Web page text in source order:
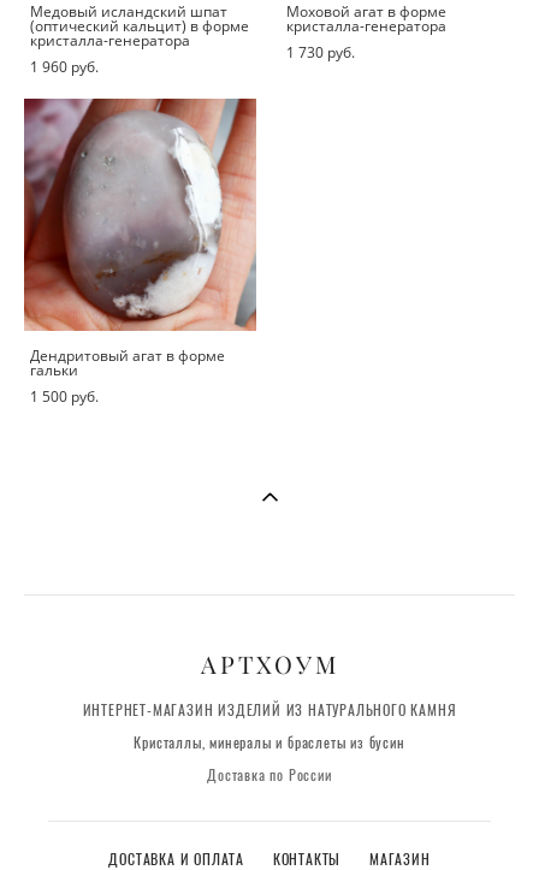
Медовый исландский шпат
(оптический кальцит) в форме
кристалла-генератора
1 960 pуб.
Моховой агат в форме
кристалла-генератора
1 730 pуб.
Дендритовый агат в форме
гальки
1 500 pуб.
АРТХОУМ
ИНТЕРНЕТ-МАГАЗИН ИЗДЕЛИЙ ИЗ НАТУРАЛЬНОГО КАМНЯ
Кристаллы, минералы и браслеты из бусин
Доставка по России
ДОСТАВКА И ОПЛАТА КОНТАКТЫ МАГАЗИН